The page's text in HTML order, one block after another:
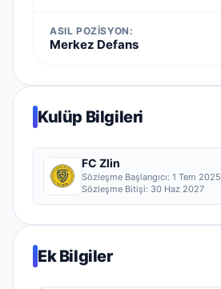
ASIL POZISYON:
Merkez Defans
Kulüp Bilgileri
FC Zlin
Sözleşme Başlangıcı: 1 Tem 2025
Sözleşme Bitişi: 30 Haz 2027
Ek Bilgiler